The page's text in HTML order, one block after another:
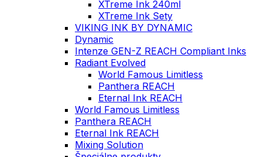
XTreme Ink 240ml
XTreme Ink Sety
VIKING INK BY DYNAMIC
Dynamic
Intenze GEN-Z REACH Compliant Inks
Radiant Evolved
World Famous Limitless
Panthera REACH
Eternal Ink REACH
World Famous Limitless
Panthera REACH
Eternal Ink REACH
Mixing Solution